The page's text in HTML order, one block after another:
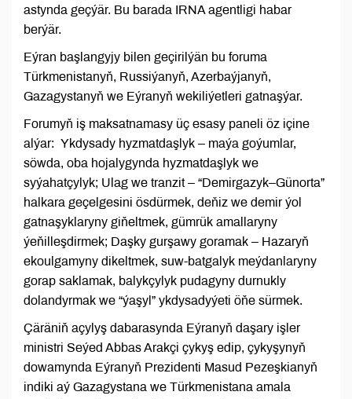
astynda geçýär. Bu barada IRNA agentligi habar
berýär.
Eýran başlangyjy bilen geçirilýän bu foruma
Türkmenistanyň, Russiýanyň, Azerbaýjanyň,
Gazagystanyň we Eýranyň wekiliýetleri gatnaşýar.
Forumyň iş maksatnamasy üç esasy paneli öz içine
alýar: Ykdysady hyzmatdaşlyk – maýa goýumlar,
söwda, oba hojalygynda hyzmatdaşlyk we
syýahatçylyk; Ulag we tranzit – “Demirgazyk–Günorta”
halkara geçelgesini ösdürmek, deňiz we demir ýol
gatnaşyklaryny giňeltmek, gümrük amallaryny
ýeňilleşdirmek; Daşky gurşawy goramak – Hazaryň
ekoulgamyny dikeltmek, suw-batgalyk meýdanlaryny
gorap saklamak, balykçylyk pudagyny durnukly
dolandyrmak we “ýaşyl” ykdysadyýeti öňe sürmek.
Çäräniň açylyş dabarasynda Eýranyň daşary işler
ministri Seýed Abbas Arakçi çykyş edip, çykyşynyň
dowamynda Eýranyň Prezidenti Masud Pezeşkianyň
indiki aý Gazagystana we Türkmenistana amala